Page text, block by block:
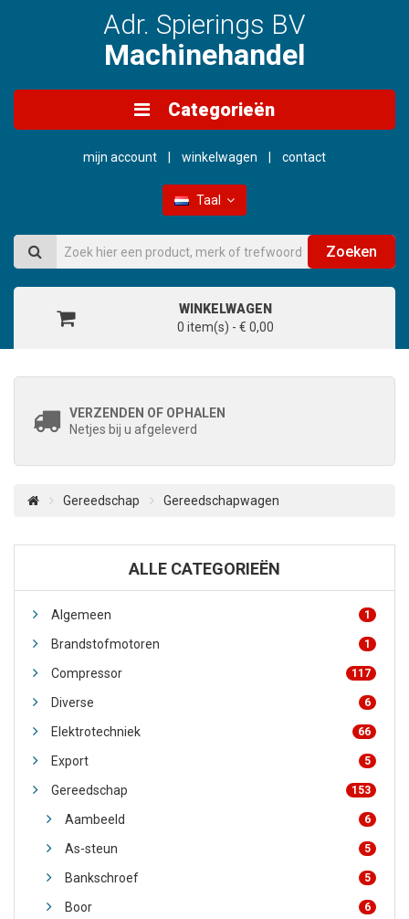
Adr. Spierings BV
Machinehandel
Categorieën
mijn account winkelwagen contact
Taal
Zoeken
WINKELWAGEN
0 item(s) - € 0,00
VERZENDEN OF OPHALEN
Netjes bij u afgeleverd
Gereedschap Gereedschapwagen
ALLE CATEGORIEËN
Algemeen 1
Brandstofmotoren 1
Compressor 117
Diverse 6
Elektrotechniek 66
Export 5
Gereedschap 153
Aambeeld 6
As-steun 5
Bankschroef 5
Boor 6